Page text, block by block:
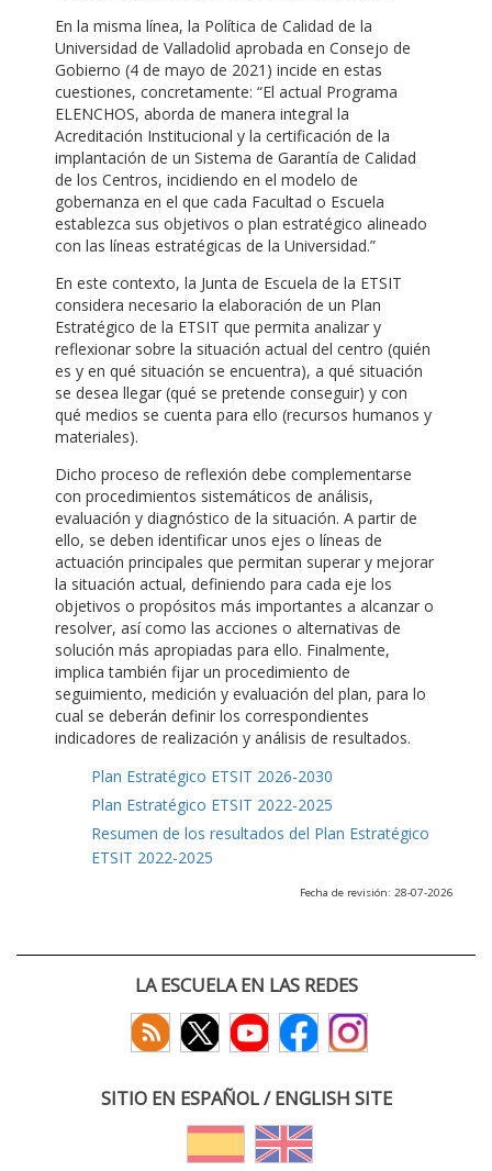
En la misma línea, la Política de Calidad de la
Universidad de Valladolid aprobada en Consejo de
Gobierno (4 de mayo de 2021) incide en estas
cuestiones, concretamente: “El actual Programa
ELENCHOS, aborda de manera integral la
Acreditación Institucional y la certificación de la
implantación de un Sistema de Garantía de Calidad
de los Centros, incidiendo en el modelo de
gobernanza en el que cada Facultad o Escuela
establezca sus objetivos o plan estratégico alineado
con las líneas estratégicas de la Universidad.”
En este contexto, la Junta de Escuela de la ETSIT
considera necesario la elaboración de un Plan
Estratégico de la ETSIT que permita analizar y
reflexionar sobre la situación actual del centro (quién
es y en qué situación se encuentra), a qué situación
se desea llegar (qué se pretende conseguir) y con
qué medios se cuenta para ello (recursos humanos y
materiales).
Dicho proceso de reflexión debe complementarse
con procedimientos sistemáticos de análisis,
evaluación y diagnóstico de la situación. A partir de
ello, se deben identificar unos ejes o líneas de
actuación principales que permitan superar y mejorar
la situación actual, definiendo para cada eje los
objetivos o propósitos más importantes a alcanzar o
resolver, así como las acciones o alternativas de
solución más apropiadas para ello. Finalmente,
implica también fijar un procedimiento de
seguimiento, medición y evaluación del plan, para lo
cual se deberán definir los correspondientes
indicadores de realización y análisis de resultados.
Plan Estratégico ETSIT 2026-2030
Plan Estratégico ETSIT 2022-2025
Resumen de los resultados del Plan Estratégico
ETSIT 2022-2025
Fecha de revisión: 28-07-2026
LA ESCUELA EN LAS REDES
SITIO EN ESPAÑOL / ENGLISH SITE